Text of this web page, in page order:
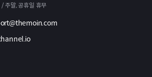
주말, 공휴일 휴무